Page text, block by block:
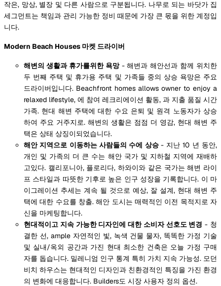
작은, 망상, 별장 및 다른 사람으로 구분됩니다. 나무로 되는 바닷가 집
세그먼트는 책임과 관리 가능한 정비 때문에 가장 큰 몫을 위한 계정입
니다.
Modern Beach Houses 마켓 드라이버
해변의 생활과 휴가를위한 욕망- 해변과 해안선과 함께 위치한
두 번째 주택 및 휴가용 주택 및 가족들 중의 상승 욕망은 주요
드라이버입니다. Beachfront homes allows owner to enjoy a
relaxed lifestyle, 에 참여 레크리에이션 활동, 과 지출 품질 시간
가족. 현대 해변 주택에 대한 수요 은퇴 및 원격 노동자가 상승
하여 주요 거주지로. 해변의 생활은 점점 더 영감, 현대 해변 주
택은 상태 상징이되었습니다.
해안 지역으로 이동하는 사람들의 수에 상승 - 지난 10 년 동안,
개인 및 가족의 더 큰 수는 해안 국가 및 지하철 지역에 재배하
고있다. 캘리포니아, 플로리다, 하와이와 같은 국가는 해변 라이
프 스타일과 따뜻한 기후로 높은 인구 성장을 기록합니다. 이 마
이그레이션 추세는 계속 될 것으로 예상, 잘 설계, 현대 해변 주
택에 대한 수요를 창출. 해안 도시는 매력적인 이전 목적지로 자
신을 마케팅합니다.
현대적이고 지속 가능한 디자인에 대한 소비자 선호도 변경 - 청
결한 선, ample 자연적인 빛, 녹색 건물 물자, 똑똑한 가정 기술
및 실내/옥외 공간과 가진 현대 최소한 건축은 오늘 가정 구매
자를 돕습니다. 밀레니엄 인구 통계 특히 가치 지속 가능성. 모던
비치 하우스는 현대적인 디자인과 친환경적인 특징을 가진 환경
의 변화에 대응합니다. Builders도 시장 사용자 정의 옵션.